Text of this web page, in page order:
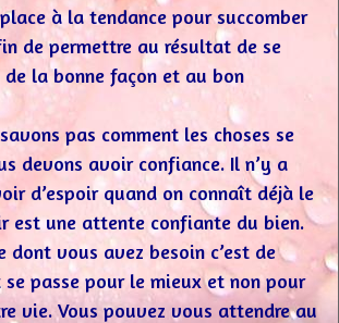
à la tendance pour succomber
de permettre au résultat de se
la bonne façon et au bon
pas comment les choses se
devons avoir confiance. Il n’y a
d’espoir quand on connaît déjà le
est une attente confiante du bien.
dont vous avez besoin c’est de
passe pour le mieux et non pour
vie. Vous pouvez vous attendre au